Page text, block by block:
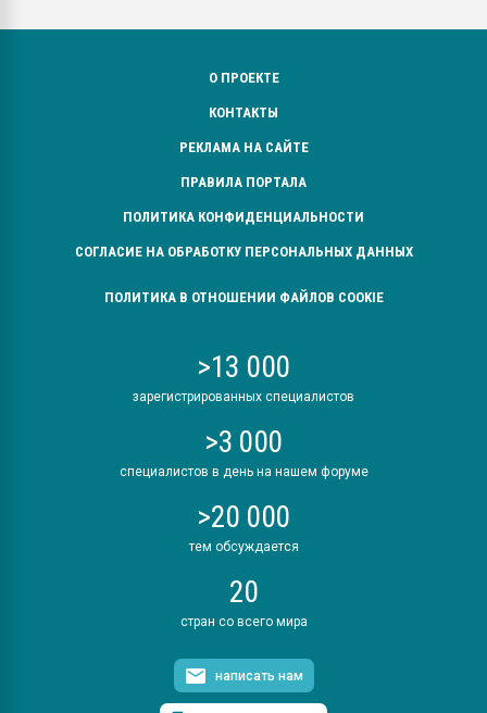
О ПРОЕКТЕ
КОНТАКТЫ
РЕКЛАМА НА САЙТЕ
ПРАВИЛА ПОРТАЛА
ПОЛИТИКА КОНФИДЕНЦИАЛЬНОСТИ
СОГЛАСИЕ НА ОБРАБОТКУ ПЕРСОНАЛЬНЫХ ДАННЫХ
ПОЛИТИКА В ОТНОШЕНИИ ФАЙЛОВ COOKIE
>13 000
зарегистрированных специалистов
>3 000
специалистов в день на нашем форуме
>20 000
тем обсуждается
20
стран со всего мира
написать нам